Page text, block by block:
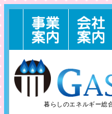
暮らしのエネルギー総